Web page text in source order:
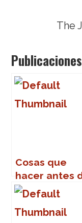
The
Cosas que
hacer antes
morir